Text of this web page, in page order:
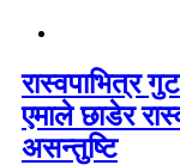
रास्वपाभित्र
एमाले छाडेर
असन्तुष्टि